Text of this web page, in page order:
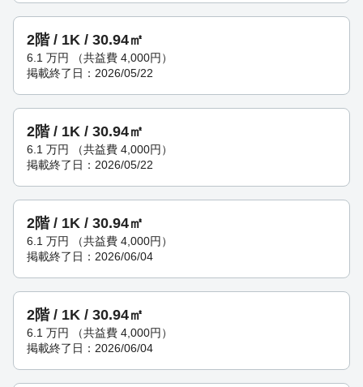
2階 / 1K / 30.94㎡
6.1 万円
（共益費 4,000円）
掲載終了日：2026/05/22
2階 / 1K / 30.94㎡
6.1 万円
（共益費 4,000円）
掲載終了日：2026/05/22
2階 / 1K / 30.94㎡
6.1 万円
（共益費 4,000円）
掲載終了日：2026/06/04
2階 / 1K / 30.94㎡
6.1 万円
（共益費 4,000円）
掲載終了日：2026/06/04